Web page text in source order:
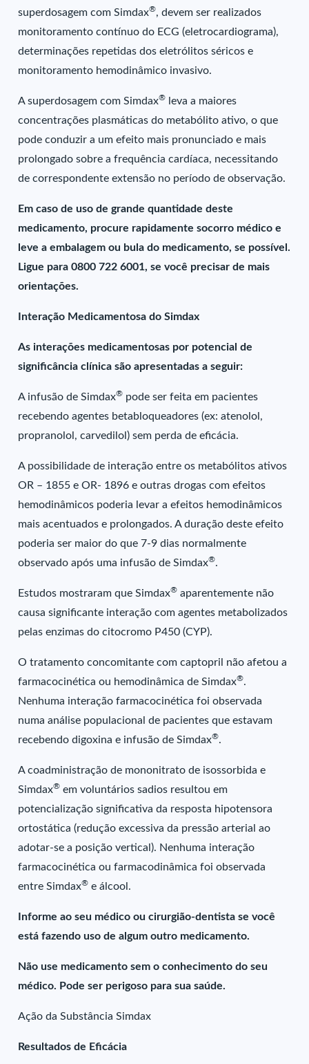
superdosagem com Simdax®, devem ser realizados
monitoramento contínuo do ECG (eletrocardiograma),
determinações repetidas dos eletrólitos séricos e
monitoramento hemodinâmico invasivo.
A superdosagem com Simdax®
leva a maiores
concentrações plasmáticas do metabólito ativo, o que
pode conduzir a um efeito mais pronunciado e mais
prolongado sobre a frequência cardíaca, necessitando
de correspondente extensão no período de observação.
Em caso de uso de grande quantidade deste
medicamento, procure rapidamente socorro médico e
leve a embalagem ou bula do medicamento, se possível.
Ligue para 0800 722 6001, se você precisar de mais
orientações.
Interação Medicamentosa do Simdax
As interações medicamentosas por potencial de
significância clínica são apresentadas a seguir:
A infusão de Simdax® pode ser feita em pacientes
recebendo agentes betabloqueadores (ex: atenolol,
propranolol, carvedilol) sem perda de eficácia.
A possibilidade de interação entre os metabólitos ativos
OR – 1855 e OR- 1896 e outras drogas com efeitos
hemodinâmicos poderia levar a efeitos hemodinâmicos
mais acentuados e prolongados. A duração deste efeito
poderia ser maior do que 7-9 dias normalmente
observado após uma infusão de Simdax®.
Estudos mostraram que Simdax® aparentemente não
causa significante interação com agentes metabolizados
pelas enzimas do citocromo P450 (CYP).
O tratamento concomitante com captopril não afetou a
farmacocinética ou hemodinâmica de Simdax®.
Nenhuma interação farmacocinética foi observada
numa análise populacional de pacientes que estavam
recebendo digoxina e infusão de Simdax®.
A coadministração de mononitrato de isossorbida e
Simdax® em voluntários sadios resultou em
potencialização significativa da resposta hipotensora
ortostática (redução excessiva da pressão arterial ao
adotar-se a posição vertical). Nenhuma interação
farmacocinética ou farmacodinâmica foi observada
entre Simdax® e álcool.
Informe ao seu médico ou cirurgião-dentista se você
está fazendo uso de algum outro medicamento.
Não use medicamento sem o conhecimento do seu
médico. Pode ser perigoso para sua saúde.
Ação da Substância Simdax
Resultados de Eficácia